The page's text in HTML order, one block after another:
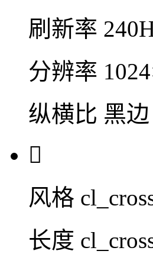
刷新率
分辨率
纵横比 黑边

风格
长度